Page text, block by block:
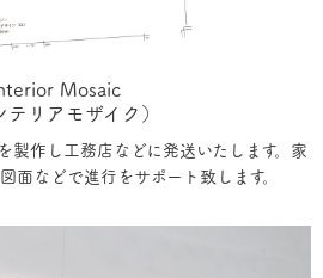
Mosaic
テリアモザイク）
製作し工務店などに発送いたします。家
面などで進行をサポート致します。